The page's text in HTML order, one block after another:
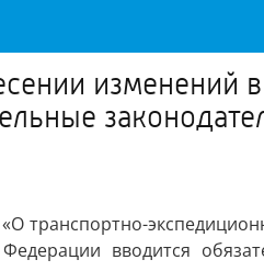
изменений в
транспортно-
вводится